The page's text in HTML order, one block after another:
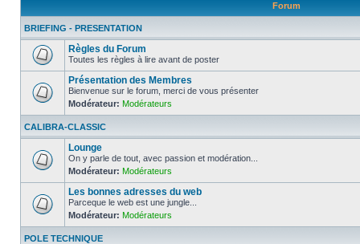
Forum
BRIEFING - PRESENTATION
Règles du Forum
Toutes les règles à lire avant de poster
Présentation des Membres
Bienvenue sur le forum, merci de vous présenter
Modérateur: Modérateurs
CALIBRA-CLASSIC
Lounge
On y parle de tout, avec passion et modération...
Modérateur: Modérateurs
Les bonnes adresses du web
Parceque le web est une jungle...
Modérateur: Modérateurs
POLE TECHNIQUE